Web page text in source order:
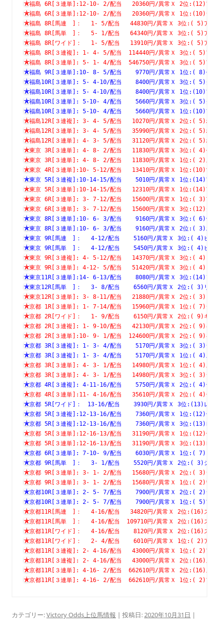
福島 6R[３連単]:12-10- 2/配当   20360円/異常Ｘ 2
福島 6R[３連単]:12-10- 2/配当   20360円/異常Ｘ 1
福島 8R[馬連　]：　 1- 5/配当   44830円/異常Ｘ 3
福島 8R[馬単　]：　 5- 1/配当   64340円/異常Ｘ 3
福島 8R[ワイド]：　 1- 5/配当   13910円/異常Ｘ 3
福島 8R[３連複]: 1- 4- 5/配当  114440円/異常Ｘ 3
福島 8R[３連単]: 5- 1- 4/配当  546750円/異常Ｘ 3
福島 9R[３連単]:10- 8- 5/配当    9770円/異
福島10R[３連単]: 5- 4-10/配当    8400円/異常Ｘ 3位:( 5)クリ
福島10R[３連単]: 5- 4-10/配当    8400円/異常Ｘ 1位:(10)フォ
福島10R[３連単]: 5-10- 4/配当    5660円/異常Ｘ 3位:( 5)クリ
福島10R[３連単]: 5-10- 4/配当    5660円/異常Ｘ 1位:(10)フォ
福島12R[３連複]: 3- 4- 5/配当   10270円/異常Ｘ 2位:( 5)ホウ
福島12R[３連単]: 3- 4- 5/配当   35990円/異常Ｘ 2位:( 5)ホウ
福島12R[３連単]: 4- 3- 5/配当   31120円/異常Ｘ 2位:( 5)ホウ
東京 3R[３連単]: 4- 8- 2/配当   11830円/異常Ｘ 3
東京 3R[３連単]: 4- 8- 2/配当   11830円/異常Ｘ 1
東京 4R[３連単]:10- 5-12/配当   13410円/異常Ｘ
東京 5R[３連複]:10-14-15/配当    5010円/異常Ｘ 1
東京 5R[３連単]:10-14-15/配当   12310円/異常Ｘ 1
東京 6R[３連単]: 3- 7-12/配当   15600円/異常Ｘ 1位
東京 6R[３連単]: 3- 7-12/配当   15600円/異常Ｘ 3
東京 8R[３連単]:10- 6- 3/配当    9160円/異常
東京 8R[３連単]:10- 6- 3/配当    9160円/異常Ｘ 2位
東京 9R[馬連　]：　 4-12/配当    5160円/異常Ｘ 3位:( 4)ヒロ
東京 9R[馬単　]：　 4-12/配当    5450円/異常Ｘ 3位:( 4)ヒロ
東京 9R[３連複]: 4- 5-12/配当   14370円/異常Ｘ 3位:( 4)ヒロ
東京 9R[３連単]: 4-12- 5/配当   51420円/異常Ｘ 3位:( 4)ヒロ
東京11R[３連単]:14- 6-13/配当    8080円/異常Ｘ 3位:(14)ソダシ
東京12R[馬単　]：　 3- 8/配当    6560円/異常Ｘ
東京12R[３連単]: 3- 8-11/配当   21880円/異常Ｘ
京都 1R[３連単]: 1- 7-14/配当   15960円/異常Ｘ 1位
京都 2R[ワイド]：　 1- 9/配当    6150円/異常Ｘ
京都 2R[３連複]: 1- 9-10/配当   42130円/異常Ｘ
京都 2R[３連単]:10- 9- 1/配当  124600円/異常Ｘ
京都 3R[３連複]: 1- 3- 4/配当    5170円/異常Ｘ 3
京都 3R[３連複]: 1- 3- 4/配当    5170円/異常
京都 3R[３連単]: 4- 3- 1/配当   14980円/異常
京都 3R[３連単]: 4- 3- 1/配当   14980円/異常Ｘ 3
京都 4R[３連複]: 4-11-16/配当    5750円/異常Ｘ 2位
京都 4R[３連単]:11- 4-16/配当   35610円/異常Ｘ 2位
京都 5R[ワイド]：　13-16/配当    3930円/異常Ｘ 3
京都 5R[３連複]:12-13-16/配当    7360円/異常Ｘ 1位
京都 5R[３連複]:12-13-16/配当    7360円/異常Ｘ 3
京都 5R[３連単]:12-16-13/配当   31190円/異常Ｘ 1位
京都 5R[３連単]:12-16-13/配当   31190円/異常Ｘ 3
京都 6R[３連単]: 7-10- 9/配当    6030円/異常Ｘ 1
京都 9R[馬単　]：　 3- 1/配当    5520円/異常Ｘ 2位:( 3)シュヴ
京都 9R[３連単]: 3- 1- 2/配当   15680円/異常Ｘ 2位:( 3)シュヴ
京都 9R[３連単]: 3- 1- 2/配当   15680円/異常Ｘ 1位:( 2)ワンダ
京都10R[３連単]: 2- 5- 7/配当    7900円/異常Ｘ 2位:( 2)シ
京都10R[３連単]: 2- 5- 7/配当    7900円/異常Ｘ 1位:( 5)ア
京都11R[馬連　]：　 4-16/配当   34820円/異常Ｘ 2位:(16)ステル
京都11R[馬単　]：　 4-16/配当  109710円/異常Ｘ 2位:(16)ステル
京都11R[ワイド]：　 4-16/配当    8120円/異常Ｘ 2位:(16)ステル
京都11R[ワイド]：　 2- 4/配当    6010円/異常Ｘ 1位:( 2)アドマ
京都11R[３連複]: 2- 4-16/配当   43000円/異常Ｘ 1位:( 2)アドマ
京都11R[３連複]: 2- 4-16/配当   43000円/異常Ｘ 2位:(16)ステル
京都11R[３連単]: 4-16- 2/配当  662610円/異常Ｘ 2位:(16)ステル
京都11R[３連単]: 4-16- 2/配当  662610円/異常Ｘ 1位:( 2)アドマ
カテゴリー:Victory Odds上位馬情報 | 投稿日: 2020年10月31日 |